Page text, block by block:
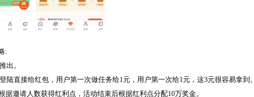
:
出。
陆直接给红包，用户第一次做任务给1元，用户第一次给1元，这3元很容易拿到。
据邀请人数获得红利点，活动结束后根据红利点分配10万奖金。